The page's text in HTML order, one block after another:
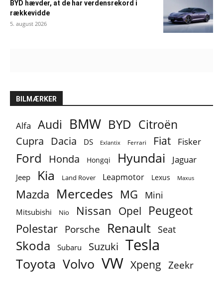
BYD hævder, at de har verdensrekord i
rækkevidde
5. august 2026
BILMÆRKER
Alfa Audi BMW BYD Citroën
Cupra Dacia DS Exlantix Ferrari Fiat Fisker
Ford Honda Hongqi Hyundai Jaguar
Jeep Kia Land Rover Leapmotor Lexus Maxus
Mazda Mercedes MG Mini
Mitsubishi Nio Nissan Opel Peugeot
Polestar Porsche Renault Seat
Skoda Subaru Suzuki Tesla
Toyota Volvo VW Xpeng Zeekr